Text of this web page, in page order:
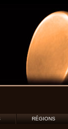
RÉGIONS